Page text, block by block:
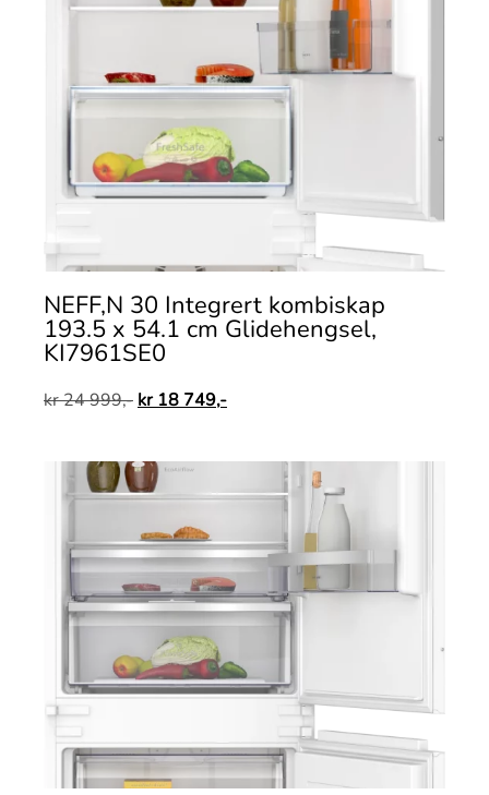
NEFF,N 30 Integrert kombiskap
193.5 x 54.1 cm Glidehengsel,
KI7961SE0
kr24 999,- kr18 749,-